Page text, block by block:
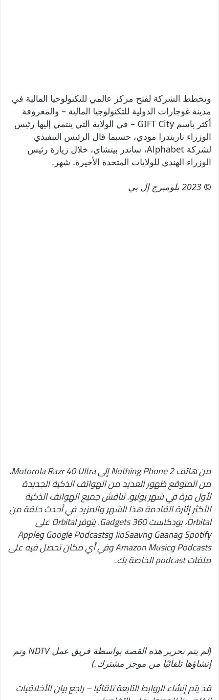
وتخطط الشركة لفتح مركز عالمي للتكنولوجيا المالية في
مدينة غوجارات الدولية للتكنولوجيا المالية – والمعروفة
أكثر باسم GIFT City – في الولاية التي ينتمي إليها رئيس
الوزراء ناريندرا مودي، حسبما قال الرئيس التنفيذي
لشركة Alphabet، ساندر بيتشاي، خلال زيارة رئيس
الوزراء الهندي للولايات المتحدة الأخيرة. شهر.
© 2023 بلومبرج إل بي
من هاتف Nothing Phone 2 إلى Motorola Razr 40 Ultra،
من المتوقع ظهور العديد من الهواتف الذكية الجديدة
لأول مرة في شهر يوليو. نناقش جميع الهواتف الذكية
الأكثر إثارة القادمة هذا الشهر والمزيد في أحدث حلقة من
Orbital، بودكاست Gadgets 360. يتوفر Orbital على
Spotify وGaana وJioSaavn وGoogle Podcasts وApple
Podcasts وAmazon Music وفي أي مكان تحصل فيه على
ملفات podcast الخاصة بك.
(لم يتم تحرير هذه القصة بواسطة فريق عمل NDTV وتم
إنشاؤها تلقائيًا من موجز مشترك.)
قد يتم إنشاء الروابط التابعة تلقائيًا – راجع بيان الأخلاقيات